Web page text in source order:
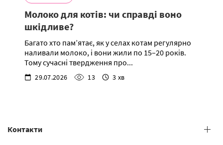
Молоко для котів: чи справді воно
шкідливе?
Багато хто пам’ятає, як у селах котам регулярно
наливали молоко, і вони жили по 15–20 років.
Тому сучасні твердження про...
29.07.2026 13 3 хв
Контакти